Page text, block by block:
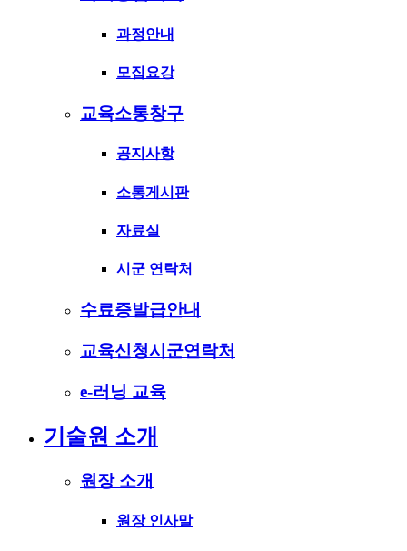
과정안내
모집요강
교육소통창구
공지사항
소통게시판
자료실
시군 연락처
수료증발급안내
교육신청시군연락처
e-러닝 교육
기술원 소개
원장 소개
원장 인사말